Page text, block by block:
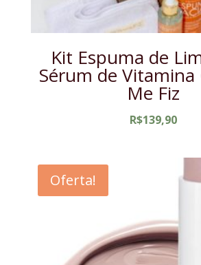
Kit Espuma de
Sérum de Vitamina
Me Fiz
R$139,90
Oferta!